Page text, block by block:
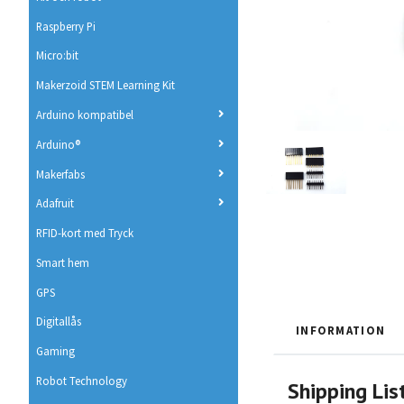
Raspberry Pi
Micro:bit
Makerzoid STEM Learning Kit
Arduino kompatibel
Arduino®
Makerfabs
Adafruit
RFID-kort med Tryck
Smart hem
GPS
Digitallås
Gaming
Robot Technology
INFORMATION
Shipping